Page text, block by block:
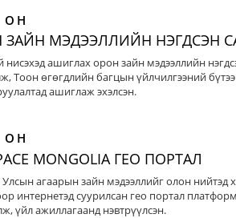
ОН
ЗАЙН МЭДЭЭЛЛИЙН НЭГДСЭН
нисэхэд ашиглах орон зайн мэдээллийн
Тоон өгөгдлийн багцын үйлчилгээний
ашиглаж эхэлсэн.
ОН
MONGOLIA ГЕО ПОРТАЛ
агаарын зайн мэдээллийг олон нийтэд
интернетэд суурилсан гео портал
үйл ажиллагаанд нэвтрүүлсэн.